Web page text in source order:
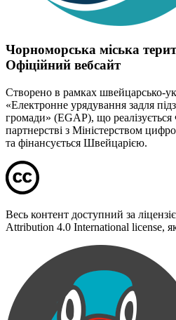
Чорноморська міська
Офіційний вебсайт
Створено в рамках швейцарсько-
«Електронне урядування задля
громади» (EGAP), що
партнерстві з Міністерством
та фінансується Швейцарією.
Весь контент доступний за
Attribution 4.0 International license,